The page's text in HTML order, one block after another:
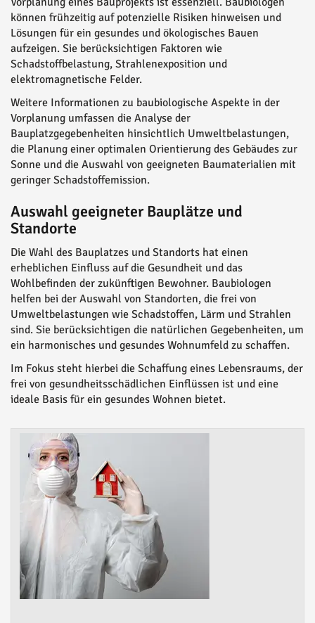
können frühzeitig auf potenzielle Risiken hinweisen und
Lösungen für ein gesundes und ökologisches Bauen
aufzeigen. Sie berücksichtigen Faktoren wie
Schadstoffbelastung, Strahlenexposition und
elektromagnetische Felder.
Weitere Informationen zu baubiologische Aspekte in der
Vorplanung umfassen die Analyse der
Bauplatzgegebenheiten hinsichtlich Umweltbelastungen,
die Planung einer optimalen Orientierung des Gebäudes zur
Sonne und die Auswahl von geeigneten Baumaterialien mit
geringer Schadstoffemission.
Auswahl geeigneter Bauplätze und
Standorte
Die Wahl des Bauplatzes und Standorts hat einen
erheblichen Einfluss auf die Gesundheit und das
Wohlbefinden der zukünftigen Bewohner. Baubiologen
helfen bei der Auswahl von Standorten, die frei von
Umweltbelastungen wie Schadstoffen, Lärm und Strahlen
sind. Sie berücksichtigen die natürlichen Gegebenheiten, um
ein harmonisches und gesundes Wohnumfeld zu schaffen.
Im Fokus steht hierbei die Schaffung eines Lebensraums, der
frei von gesundheitsschädlichen Einflüssen ist und eine
ideale Basis für ein gesundes Wohnen bietet.